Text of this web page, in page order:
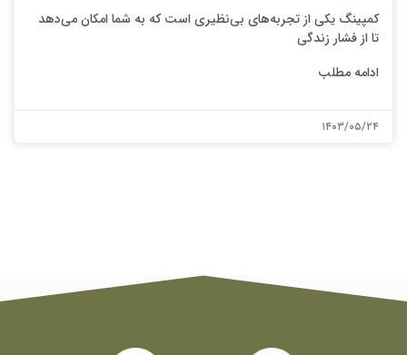
کمپینگ یکی از تجربه‌های بی‌نظیری است که به شما امکان می‌دهد
تا از فشار زندگی
ادامه مطلب
۱۴۰۳/۰۵/۲۴